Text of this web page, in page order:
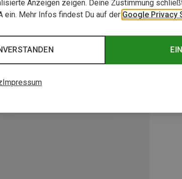
Anzeigen zeigen. Deine Zustimmung
ein. Mehr Infos findest Du auf der Google Privacy
Impressum